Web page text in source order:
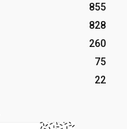
855
828
260
75
22